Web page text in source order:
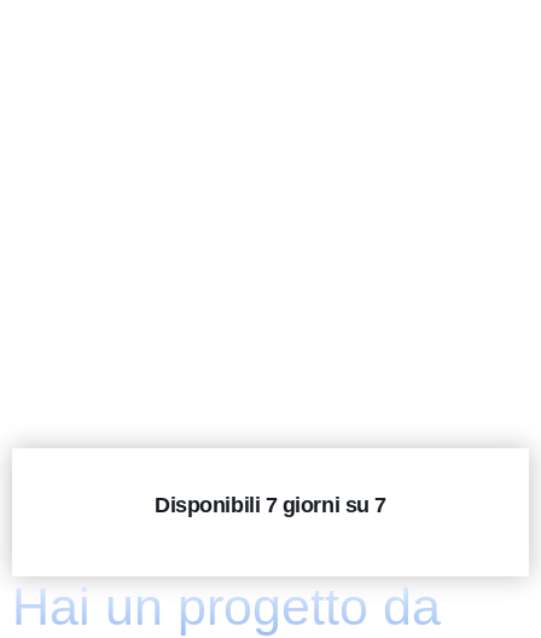
Disponibili 7 giorni su 7
Hai un progetto da